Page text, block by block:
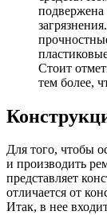
подвержена
Стоит
тем более,
Для того, чтобы
и производить
представляет
отличается от
Итак, в нее